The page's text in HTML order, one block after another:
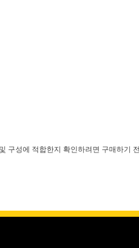
성에 적합한지 확인하려면 구매하기